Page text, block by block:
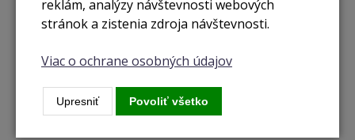
MagSafe technológia a výkonná batéria
reklám, analýzy návštevnosti webových
stránok a zistenia zdroja návštevnosti.
Viac o ochrane osobných údajov
Upresniť Povoliť všetko